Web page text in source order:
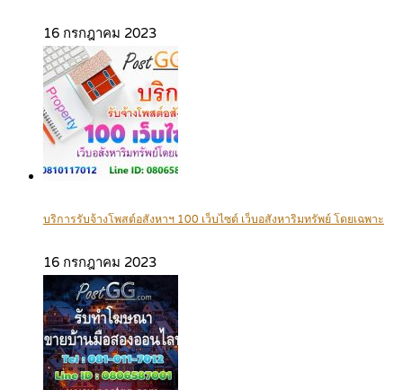
16 กรกฎาคม 2023
บริการรับจ้างโพสต์อสังหาฯ 100 เว็บไซต์ เว็บอสังหาริมทรัพย์ โดยเฉพาะ
16 กรกฎาคม 2023